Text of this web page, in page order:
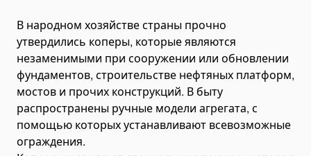
Water Pressure Test Pumps
Nitrogen Pressure Test Kits
Hydraulic Pressure Test Kits
Pneumatic Test Pumps
Temperature Measurement Tools
Infrared Laser Thermometer
В народном хозяйстве страны прочно
утвердились коперы, которые являются
незаменимыми при сооружении или обновлении
фундаментов, строительстве нефтяных платформ,
мостов и прочих конструкций. В быту
распространены ручные модели агрегата, с
помощью которых устанавливают всевозможные
ограждения.